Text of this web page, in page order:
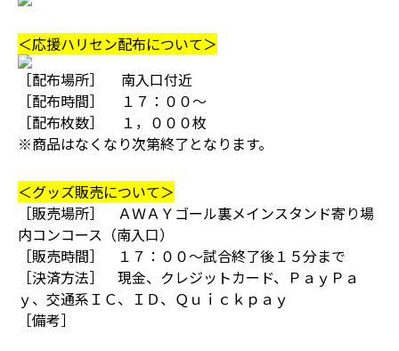
＜応援ハリセン配布について＞
［配布場所］ 南入口付近
［配布時間］ １７：００〜
［配布枚数］ １，０００枚
※商品はなくなり次第終了となります。
＜グッズ販売について＞
［販売場所］ ＡＷＡＹゴール裏メインスタンド寄り場
内コンコース（南入口）
［販売時間］ １７：００～試合終了後１５分まで
［決済方法］ 現金、クレジットカード、ＰａｙＰａ
ｙ、交通系ＩＣ、ＩＤ、Ｑｕｉｃｋｐａｙ
［備考］